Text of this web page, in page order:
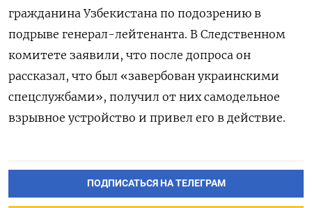
гражданина Узбекистана по подозрению в
подрыве генерал-лейтенанта. В Следственном
комитете заявили, что после допроса он
рассказал, что был «завербован украинскими
спецслужбами», получил от них самодельное
взрывное устройство и привел его в действие.
ПОДПИСАТЬСЯ НА ТЕЛЕГРАМ